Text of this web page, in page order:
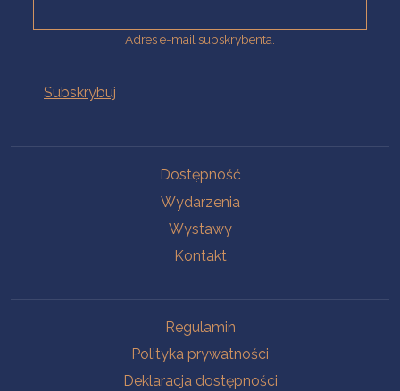
Adres e-mail subskrybenta.
Dostępność
Wydarzenia
Wystawy
Kontakt
Regulamin
Polityka prywatności
Deklaracja dostępności